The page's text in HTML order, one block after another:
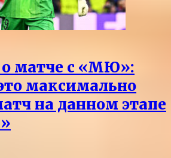
матче с «МЮ»:
максимально
на данном этапе